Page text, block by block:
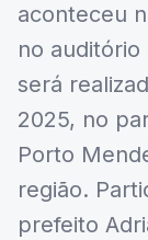
aconteceu
no
será
2025, no
Porto
região.
prefeito